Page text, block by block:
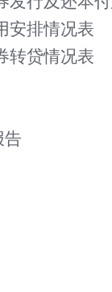
安排情况表
转贷情况表
告